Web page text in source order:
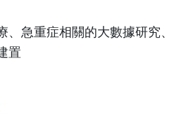
急重症相關的大數據研究、
置